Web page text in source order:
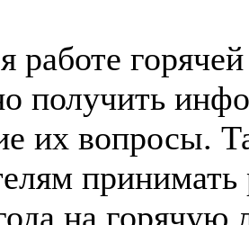
работе
получить
их вопросы.
на горячую